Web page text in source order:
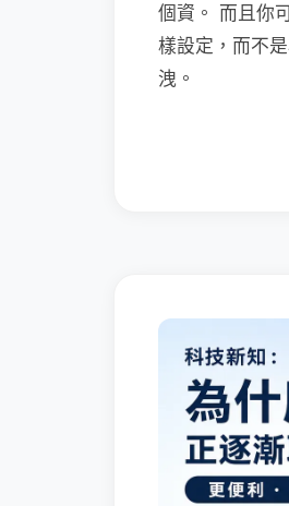
個資。 而且你
樣設定，而不
洩。